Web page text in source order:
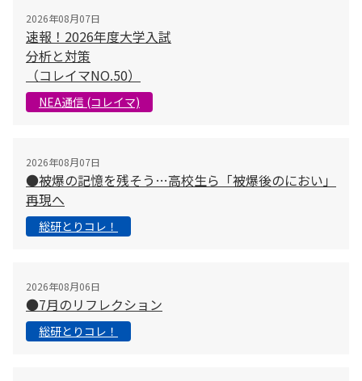
2026年08月07日
速報！2026年度大学入試
分析と対策
（コレイマNO.50）
NEA通信 (コレイマ)
2026年08月07日
●被爆の記憶を残そう…高校生ら「被爆後のにおい」
再現へ
総研とりコレ！
2026年08月06日
●7月のリフレクション
総研とりコレ！